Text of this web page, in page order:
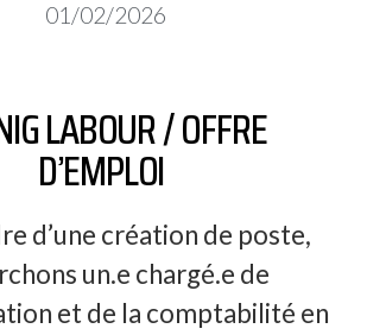
01/02/2026
LABOUR / OFFRE
D’EMPLOI
d’une création de poste,
un.e chargé.e de
et de la comptabilité en